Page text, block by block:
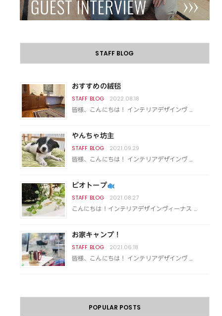
STAFF BLOG
おすすめの絨毯
2022.08.18
皆様、こんにちは！ インテリアデザインヴ …
やんちゃ坊主
2021.09.29
皆様、こんにちは！ インテリアデザインヴ …
ビオトープ
2021.08.27
こんにちは！インテリアデザインヴィーナス …
お家キャンプ！
2021.06.18
皆様、こんにちは！ インテリアデザインヴ …
POPULAR POSTS